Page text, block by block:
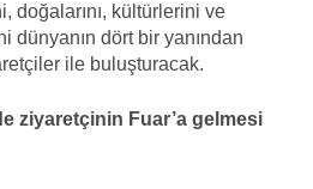
doğalarını, kültürlerini ve
dünyanın dört bir yanından
ile buluşturacak.
ziyaretçinin Fuar’a gelmesi